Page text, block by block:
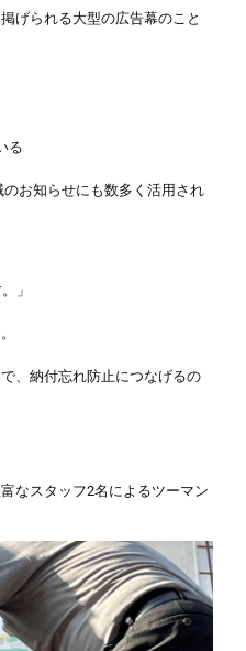
げられる大型の広告幕のこと
る
お知らせにも数多く活用され
」
、納付忘れ防止につなげるの
なスタッフ2名によるツーマン